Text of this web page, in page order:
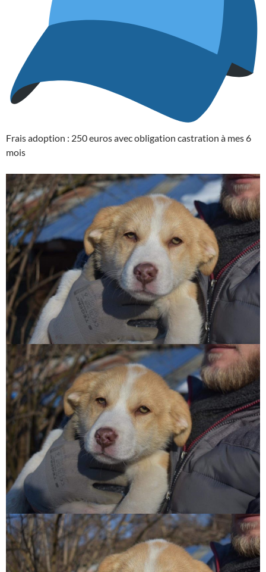
Frais adoption : 250 euros avec obligation castration à mes 6
mois